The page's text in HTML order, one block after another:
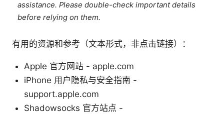
assistance. Please double-check important details
before relying on them.
有用的资源和参考（文本形式，非点击链接）：
Apple 官方网站 - apple.com
iPhone 用户隐私与安全指南 -
support.apple.com
Shadowsocks 官方站点 -